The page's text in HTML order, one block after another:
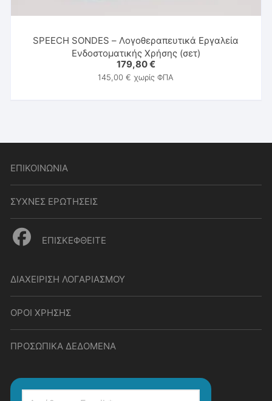
SPEECH SONDES – Λογοθεραπευτικά Εργαλεία
Ενδοστοματικής Χρήσης (σετ)
179,80€
145,00€ χωρίς ΦΠΑ
ΕΠΙΚΟΙΝΩΝΙΑ
ΣΥΧΝΕΣ ΕΡΩΤΗΣΕΙΣ
ΕΠΙΣΚΕΦΘΕΙΤΕ
ΔΙΑΧΕΙΡΙΣΗ ΛΟΓΑΡΙΑΣΜΟΥ
ΟΡΟΙ ΧΡΗΣΗΣ
ΠΡΟΣΩΠΙΚΑ ΔΕΔΟΜΕΝΑ